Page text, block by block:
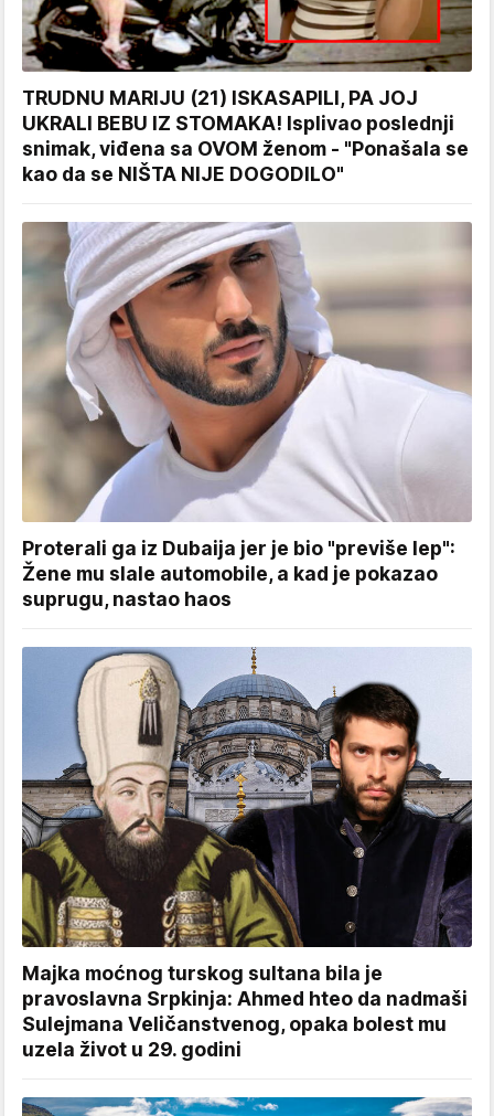
TRUDNU MARIJU (21) ISKASAPILI, PA JOJ
UKRALI BEBU IZ STOMAKA! Isplivao poslednji
snimak, viđena sa OVOM ženom - "Ponašala se
kao da se NIŠTA NIJE DOGODILO"
Proterali ga iz Dubaija jer je bio "previše lep":
Žene mu slale automobile, a kad je pokazao
suprugu, nastao haos
Majka moćnog turskog sultana bila je
pravoslavna Srpkinja: Ahmed hteo da nadmaši
Sulejmana Veličanstvenog, opaka bolest mu
uzela život u 29. godini